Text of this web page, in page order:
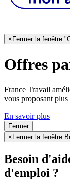
× Fermer la fenêtre
Offres
France Travail
vous proposant
En savoir plus
Fermer
× Fermer la fenêtre
Besoin
d'emploi ?